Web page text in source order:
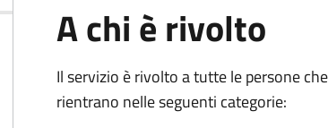
A chi è rivolto
Il servizio è rivolto a tutte le persone
rientrano nelle seguenti categorie: